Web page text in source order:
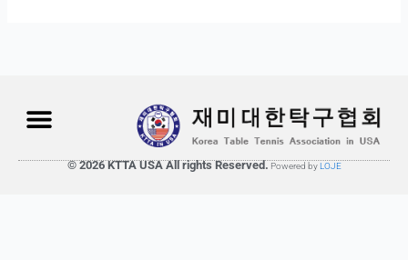
© 2026 KTTA USA All rights Reserved. Powered by LOJE